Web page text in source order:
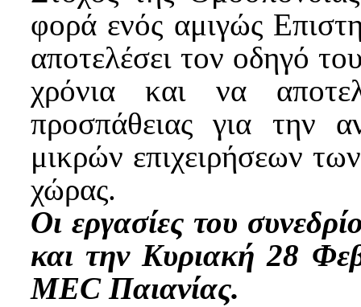
φορά ενός αμιγώς
αποτελέσει τον οδηγό
χρόνια και να
προσπάθειας για την
μικρών επιχειρήσεων
χώρας.
Οι εργασίες του
και την Κυριακή 28
MEC Παιανίας.